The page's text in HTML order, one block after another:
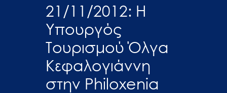
21/11/2012: Η
Υπουργός
Τουρισμού Όλγα
Κεφαλογιάννη
στην Philoxenia